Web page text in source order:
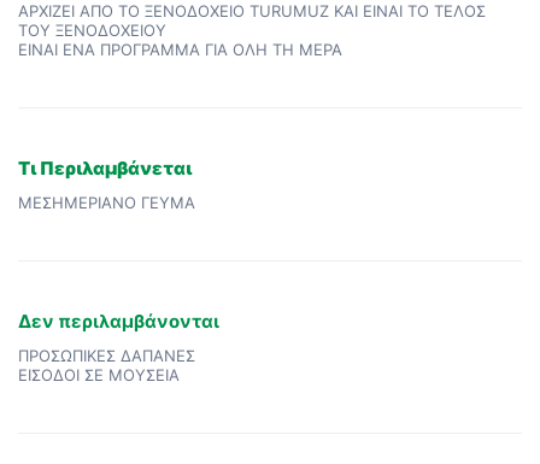
ΑΡΧΙΖΕΙ ΑΠΟ ΤΟ ΞΕΝΟΔΟΧΕΙΟ TURUMUZ ΚΑΙ ΕΙΝΑΙ ΤΟ ΤΕΛΟΣ
ΤΟΥ ΞΕΝΟΔΟΧΕΙΟΥ
ΕΙΝΑΙ ΕΝΑ ΠΡΟΓΡΑΜΜΑ ΓΙΑ ΟΛΗ ΤΗ ΜΕΡΑ
Τι Περιλαμβάνεται
ΜΕΣΗΜΕΡΙΑΝΟ ΓΕΥΜΑ
Δεν περιλαμβάνονται
ΠΡΟΣΩΠΙΚΕΣ ΔΑΠΑΝΕΣ
ΕΙΣΟΔΟΙ ΣΕ ΜΟΥΣΕΙΑ